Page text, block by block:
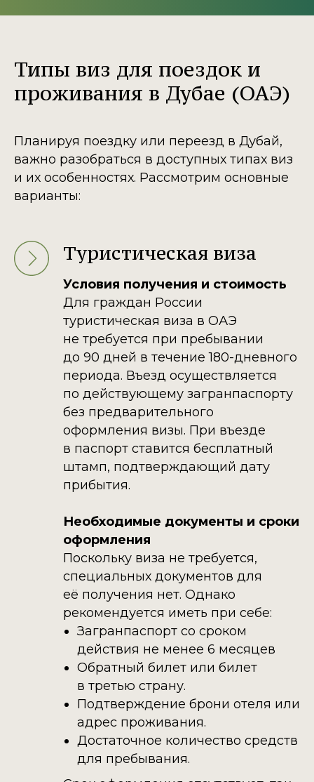
Типы виз для поездок и
проживания в Дубае (ОАЭ)
Планируя поездку или переезд в Дубай,
важно разобраться в доступных типах виз
и их особенностях. Рассмотрим основные
варианты:
Туристическая виза
Условия получения и стоимость
Для граждан России
туристическая виза в ОАЭ
не требуется при пребывании
до 90 дней в течение 180-дневного
периода. Въезд осуществляется
по действующему загранпаспорту
без предварительного
оформления визы. При въезде
в паспорт ставится бесплатный
штамп, подтверждающий дату
прибытия. ​
Необходимые документы и сроки
оформления
Поскольку виза не требуется,
специальных документов для
её получения нет. Однако
рекомендуется иметь при себе:​
Загранпаспорт со сроком
действия не менее 6 месяцев
Обратный билет или билет
в третью страну.​
Подтверждение брони отеля или
адрес проживания.​
Достаточное количество средств
для пребывания.​